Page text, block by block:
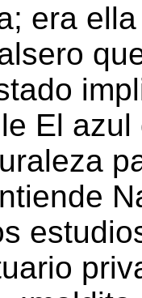
era
El